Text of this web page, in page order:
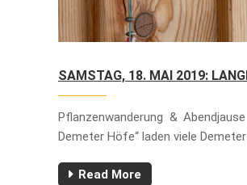
SAMSTAG, 18. MAI 2019:
Pflanzenwanderung &
Demeter Höfe“ laden viele
Read More